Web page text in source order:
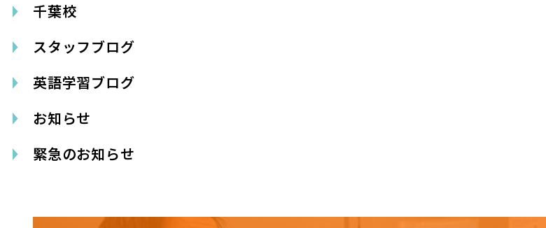
千葉校
スタッフブログ
英語学習ブログ
お知らせ
緊急のお知らせ